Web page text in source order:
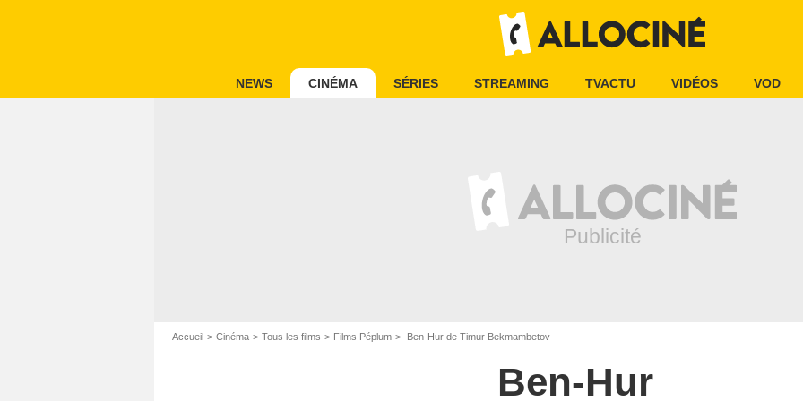
NEWS CINÉMA SÉRIES STREAMING TVACTU VIDÉOS VOD
Accueil Cinéma Tous les films Films Péplum Ben-Hur de Timur Bekmambetov
Ben-Hur